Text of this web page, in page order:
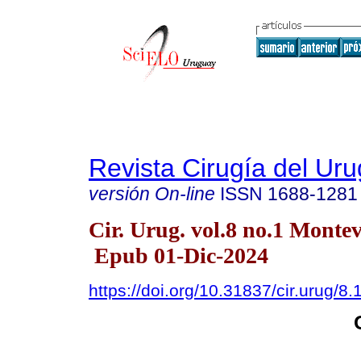
Revista Cirugía del
versión On-line ISSN 1688-1281
Cir. Urug. vol.8 no.1
Epub 01-Dic-2024
https://doi.org/10.31837/cir.urug/